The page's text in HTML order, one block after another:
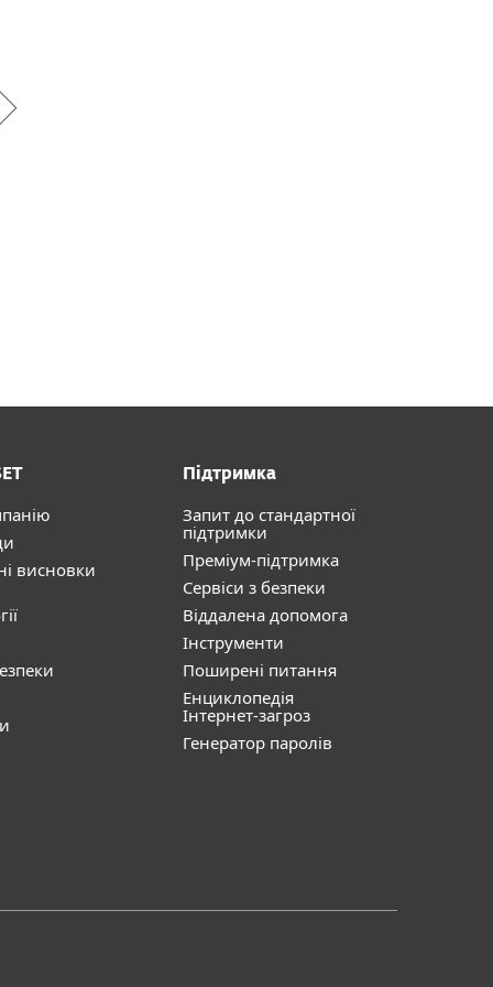
висновки
Підтримка
Запит до стандартної
підтримки
Преміум-підтримка
Сервіси з безпеки
Віддалена допомога
Інструменти
Поширені питання
Енциклопедія
Інтернет-загроз
Генератор паролів